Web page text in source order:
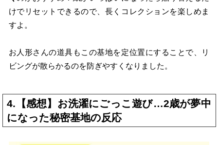
けでリセットできるので、長くコレクションを楽しめま
すよ。
お人形さんの道具もこの基地を定位置にすることで、リ
ビングが散らかるのを防ぎやすくなりました。
4.【感想】お洗濯にごっこ遊び…2歳が夢中
になった秘密基地の反応